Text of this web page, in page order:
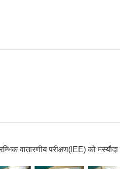
वातारणीय परीक्षण(IEE) को